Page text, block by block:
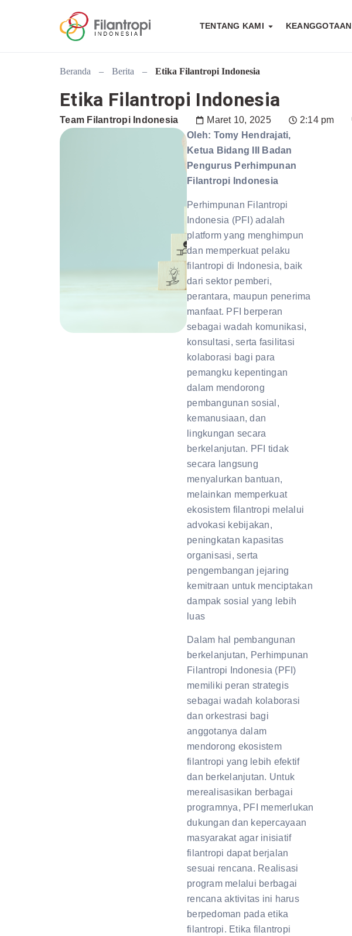
TENTANG KAMI KEANGGOTAAN
Beranda – Berita – Etika Filantropi Indonesia
Etika Filantropi Indonesia
Team Filantropi Indonesia Maret 10, 2025 2:14 pm
Oleh: Tomy Hendrajati,
Ketua Bidang III Badan
Pengurus Perhimpunan
Filantropi Indonesia
Perhimpunan Filantropi
Indonesia (PFI) adalah
platform yang menghimpun
dan memperkuat pelaku
filantropi di Indonesia, baik
dari sektor pemberi,
perantara, maupun penerima
manfaat. PFI berperan
sebagai wadah komunikasi,
konsultasi, serta fasilitasi
kolaborasi bagi para
pemangku kepentingan
dalam mendorong
pembangunan sosial,
kemanusiaan, dan
lingkungan secara
berkelanjutan. PFI tidak
secara langsung
menyalurkan bantuan,
melainkan memperkuat
ekosistem filantropi melalui
advokasi kebijakan,
peningkatan kapasitas
organisasi, serta
pengembangan jejaring
kemitraan untuk menciptakan
dampak sosial yang lebih
luas
Dalam hal pembangunan
berkelanjutan, Perhimpunan
Filantropi Indonesia (PFI)
memiliki peran strategis
sebagai wadah kolaborasi
dan orkestrasi bagi
anggotanya dalam
mendorong ekosistem
filantropi yang lebih efektif
dan berkelanjutan. Untuk
merealisasikan berbagai
programnya, PFI memerlukan
dukungan dan kepercayaan
masyarakat agar inisiatif
filantropi dapat berjalan
sesuai rencana. Realisasi
program melalui berbagai
rencana aktivitas ini harus
berpedoman pada etika
filantropi. Etika filantropi